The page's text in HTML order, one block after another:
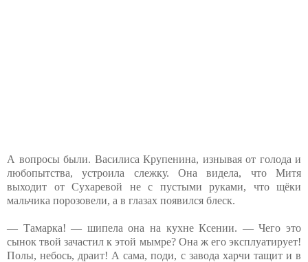
А вопросы были. Василиса Крупенина, изнывая от голода и
любопытства, устроила слежку. Она видела, что Митя
выходит от Сухаревой не с пустыми руками, что щёки
мальчика порозовели, а в глазах появился блеск.
— Тамарка! — шипела она на кухне Ксении. — Чего это
сынок твой зачастил к этой мымре? Она ж его эксплуатирует!
Полы, небось, драит! А сама, поди, с завода харчи тащит и в